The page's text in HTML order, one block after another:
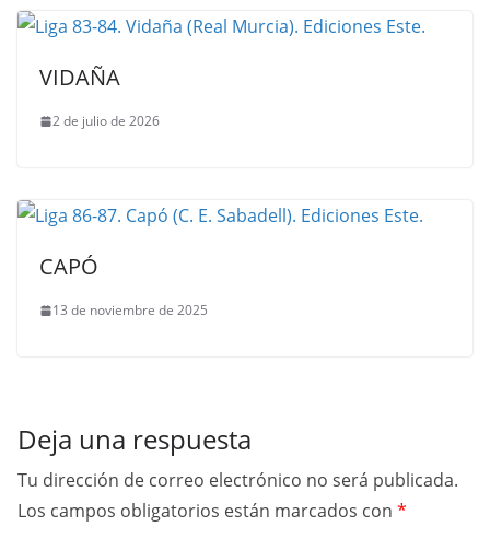
VIDAÑA
2 de julio de 2026
CAPÓ
13 de noviembre de 2025
Deja una respuesta
Tu dirección de correo electrónico no será publicada.
Los campos obligatorios están marcados con *